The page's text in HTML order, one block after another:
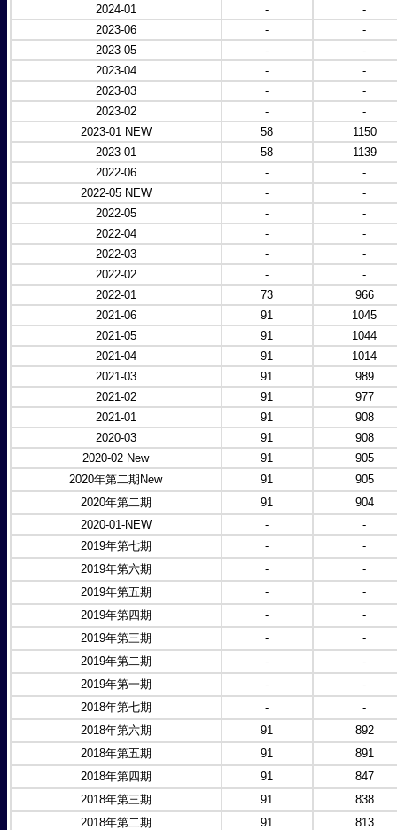
2024-01
-
-
2023-06
-
-
2023-05
-
-
2023-04
-
-
2023-03
-
-
2023-02
-
-
2023-01 NEW
58
1150
2023-01
58
1139
2022-06
-
-
2022-05 NEW
-
-
2022-05
-
-
2022-04
-
-
2022-03
-
-
2022-02
-
-
2022-01
73
966
2021-06
91
1045
2021-05
91
1044
2021-04
91
1014
2021-03
91
989
2021-02
91
977
2021-01
91
908
2020-03
91
908
2020-02 New
91
905
2020年第二期New
91
905
2020年第二期
91
904
2020-01-NEW
-
-
2019年第七期
-
-
2019年第六期
-
-
2019年第五期
-
-
2019年第四期
-
-
2019年第三期
-
-
2019年第二期
-
-
2019年第一期
-
-
2018年第七期
-
-
2018年第六期
91
892
2018年第五期
91
891
2018年第四期
91
847
2018年第三期
91
838
2018年第二期
91
813